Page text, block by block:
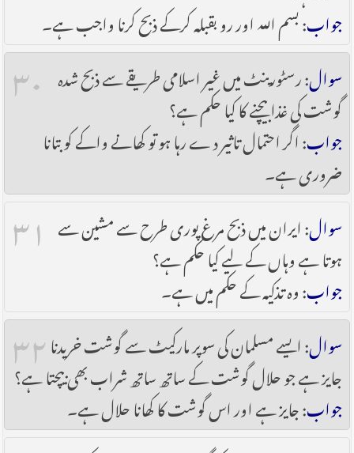
جواب: بسم اللہ اور رو بقبلہ کرکے ذبح کرنا واجب ہے۔
۳۰ سوال: رسٹورینٹ میں غیر اسلامی طریقے سے ذبح شدہ
گوشت کی غذا بیچنے کا کیا حکم ہے؟
جواب: اگر احتمال تاثیر دے رہا ہو تو کھانے واکے کو بتانا
ضروری ہے۔
۳۱ سوال: ایران میں ذبح مرغ پوری طرح سے مشین سے
ہوتا ہے وہاں کے لیے کیا حکم ہے؟
جواب: وہ تذکیہ کے حکم میں ہے۔
۳۲ سوال: ایسے مسلمان کی سوپر مارکیٹ سے گوشت خریدنا
جایز ہے جو حلال گوشت کے ساتھ ساتھ شراب بھی بیچتا ہے؟
جواب: جایز ہے اور اس گوشت کا کھانا حلال ہے۔